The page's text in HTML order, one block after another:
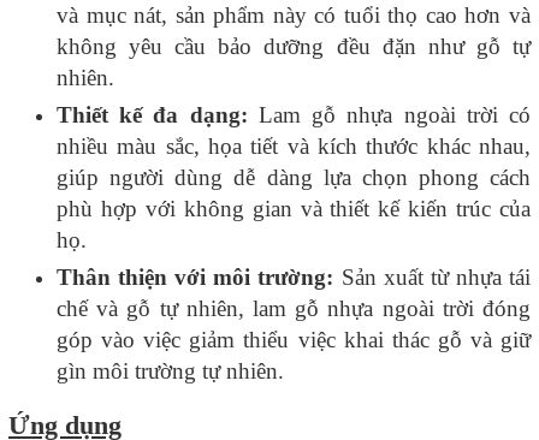
và mục nát, sản phẩm này có tuổi thọ cao hơn và
không yêu cầu bảo dưỡng đều đặn như gỗ tự
nhiên.
Thiết kế đa dạng: Lam gỗ nhựa ngoài trời có
nhiều màu sắc, họa tiết và kích thước khác nhau,
giúp người dùng dễ dàng lựa chọn phong cách
phù hợp với không gian và thiết kế kiến trúc của
họ.
Thân thiện với môi trường: Sản xuất từ nhựa tái
chế và gỗ tự nhiên, lam gỗ nhựa ngoài trời đóng
góp vào việc giảm thiểu việc khai thác gỗ và giữ
gìn môi trường tự nhiên.
Ứng dụng